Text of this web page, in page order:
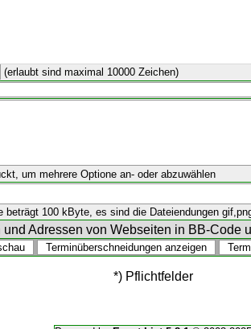
(erlaubt sind maximal 10000 Zeichen)
um mehrere Optione an- oder abzuwählen
beträgt 100 kByte, es sind die Dateiendungen
und Adressen von Webseiten in BB-Code
*) Pflichtfelder